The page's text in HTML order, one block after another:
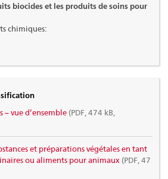
biocides et les produits de soins pour
chimiques:
vue d’ensemble (PDF, 474 kB,
et préparations végétales en tant
ou aliments pour animaux (PDF, 47